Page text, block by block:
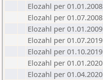
Elozahl per 01.01.2008
Elozahl per 01.07.2008
Elozahl per 01.01.2009
Elozahl per 01.07.2019
Elozahl per 01.10.2019
Elozahl per 01.01.2020
Elozahl per 01.04.2020